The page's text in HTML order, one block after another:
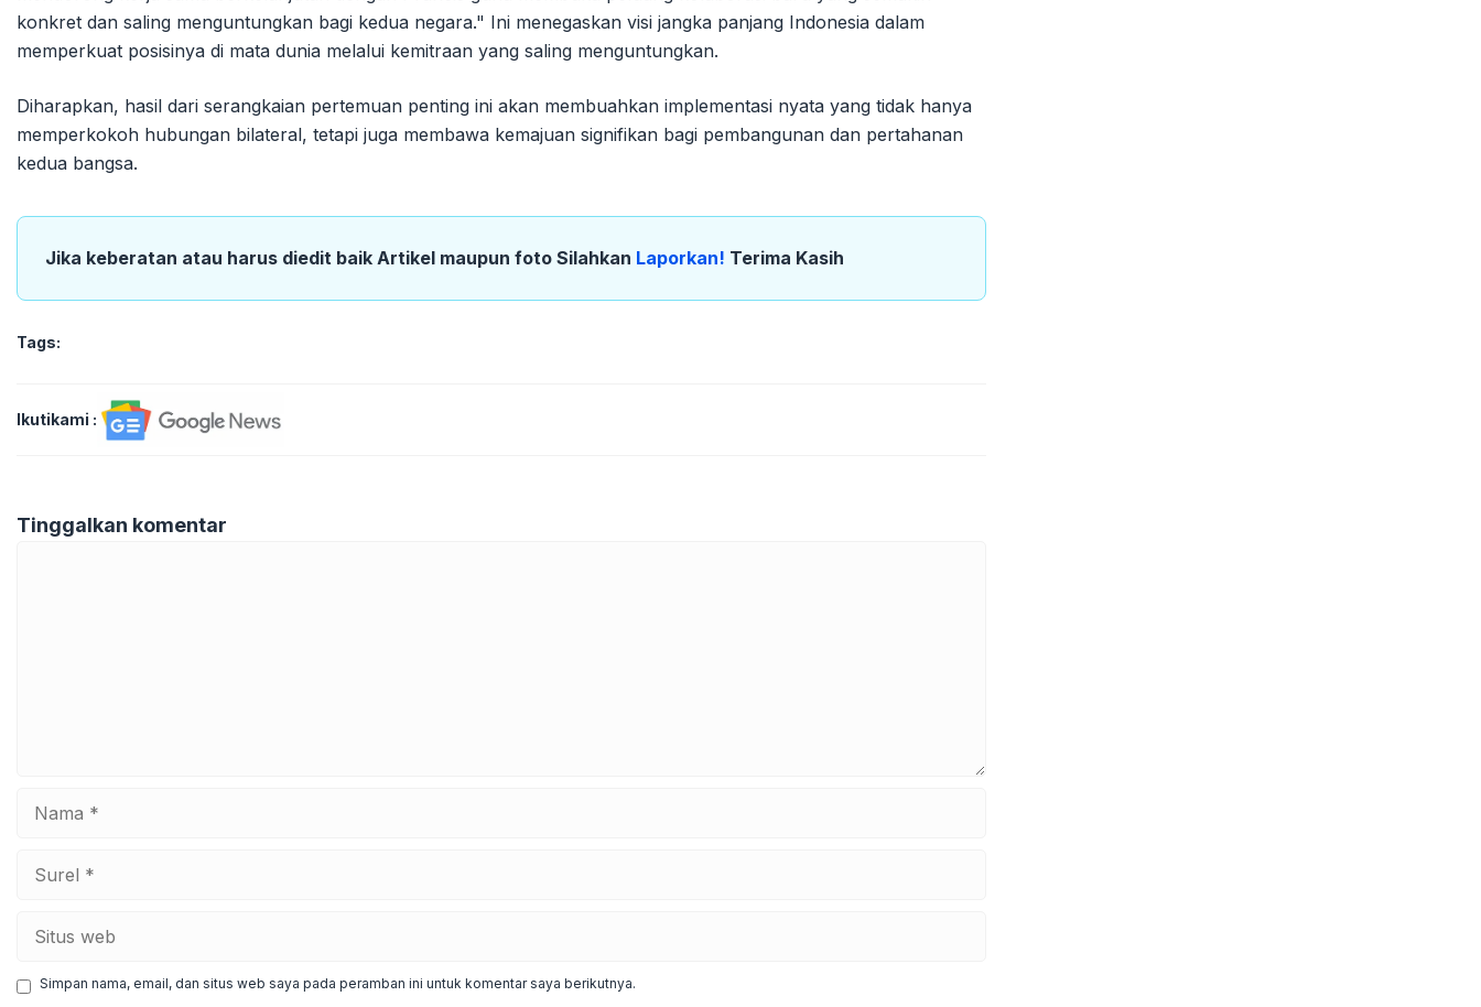
konkret dan saling menguntungkan bagi kedua negara." Ini menegaskan visi jangka panjang Indonesia dalam
memperkuat posisinya di mata dunia melalui kemitraan yang saling menguntungkan.
Diharapkan, hasil dari serangkaian pertemuan penting ini akan membuahkan implementasi nyata yang tidak hanya
memperkokoh hubungan bilateral, tetapi juga membawa kemajuan signifikan bagi pembangunan dan pertahanan
kedua bangsa.
Jika keberatan atau harus diedit baik Artikel maupun foto Silahkan Laporkan! Terima Kasih
Tags:
Ikutikami :
Tinggalkan komentar
Simpan nama, email, dan situs web saya pada peramban ini untuk komentar saya berikutnya.